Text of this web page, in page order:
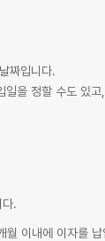
짜입니다.
을 정할 수도 있
.
이내에 이자를